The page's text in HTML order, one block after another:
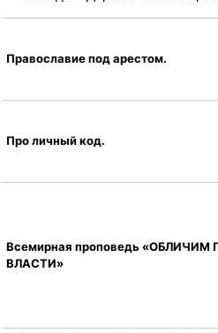
Православие под арестом.
Про личный код.
Всемирная проповедь
ВЛАСТИ»